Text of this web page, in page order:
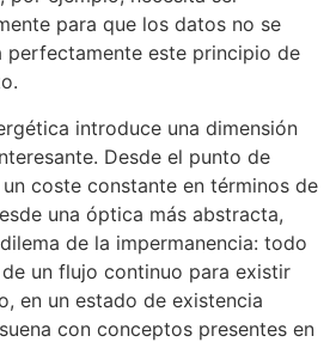
para que los datos no se
perfectamente este principio de
introduce una dimensión
Desde el punto de
coste constante en términos de
una óptica más abstracta,
de la impermanencia: todo
un flujo continuo para existir
en un estado de existencia
con conceptos presentes en